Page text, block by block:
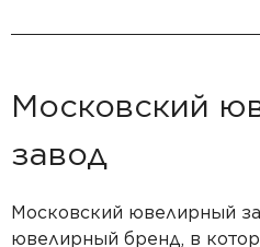
Московский
завод
Московский ювелирный
ювелирный бренд, в